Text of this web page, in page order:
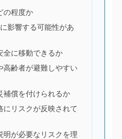
の程度か
影響する可能性があ
全に移動できるか
高齢者が避難しやすい
補償を付けられるか
にリスクが反映されて
明が必要なリスクを理